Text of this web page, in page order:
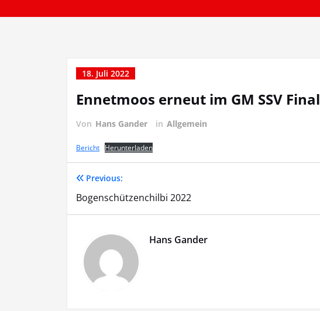
18. Juli 2022
Ennetmoos erneut im GM SSV Final
Von Hans Gander in Allgemein
Bericht Herunterladen
Beitragsnavigation
Previous:
Bogenschützenchilbi 2022
Hans Gander